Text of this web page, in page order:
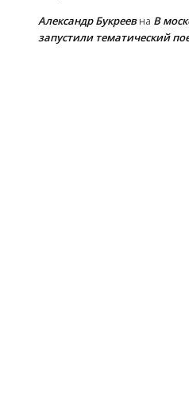
Александр Букреевна В
запустили тематический